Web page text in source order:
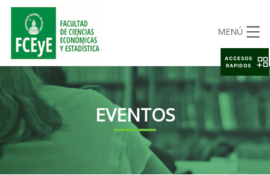
MENÚ
EVENTOS
ACCESOS
RAPIDOS